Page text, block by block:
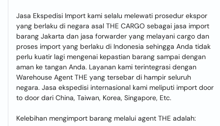
Jasa Ekspedisi Import kami selalu melewati prosedur ekspor
yang berlaku di negara asal THE CARGO sebagai jasa import
barang Jakarta dan jasa forwarder yang melayani cargo dan
proses import yang berlaku di Indonesia sehingga Anda tidak
perlu kuatir lagi mengenai kepastian barang sampai dengan
aman ke tangan Anda. Layanan kami terintegrasi dengan
Warehouse Agent THE yang tersebar di hampir seluruh
negara. Jasa ekspedisi internasional kami meliputi import door
to door dari China, Taiwan, Korea, Singapore, Etc.
Kelebihan mengimport barang melalui agent THE adalah: